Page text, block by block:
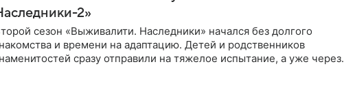
2»
сезон «Выживалити. Наследники» начался без долгого
и времени на адаптацию. Детей и родственников
сразу отправили на тяжелое испытание, а уже через